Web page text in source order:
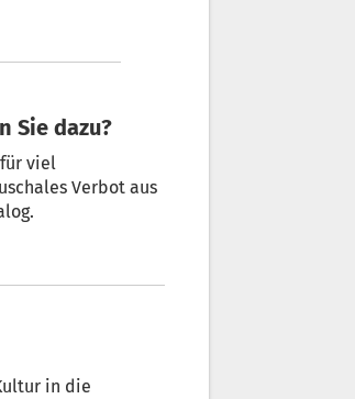
Sie dazu?
viel
Verbot aus
in die